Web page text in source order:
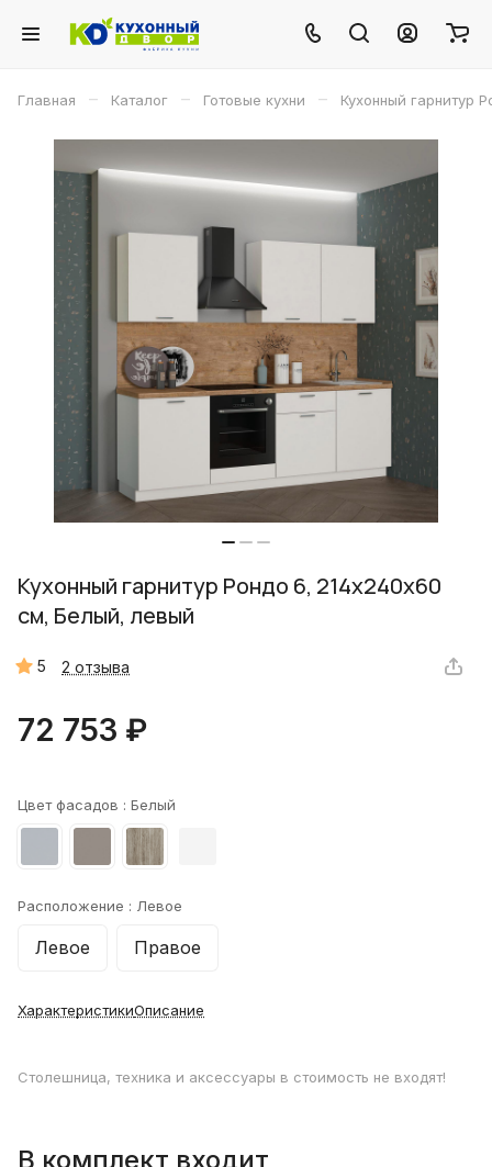
Главная – Каталог – Готовые кухни – Кухонный гарнитур
Кухонный гарнитур Рондо 6, 214x240x60
см, Белый, левый
5 2 отзыва
72 753 ₽
Цвет фасадов : Белый
Расположение : Левое
Левое Правое
ХарактеристикиОписание
Столешница, техника и аксессуары в стоимость не входят!
В комплект входит